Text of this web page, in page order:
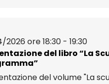
2026 ore 18:30 - 19:30
del libro “La
del volume "La